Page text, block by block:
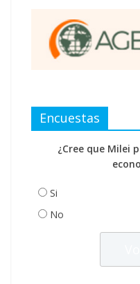
Encuestas
¿Cree que Milei
Si
No